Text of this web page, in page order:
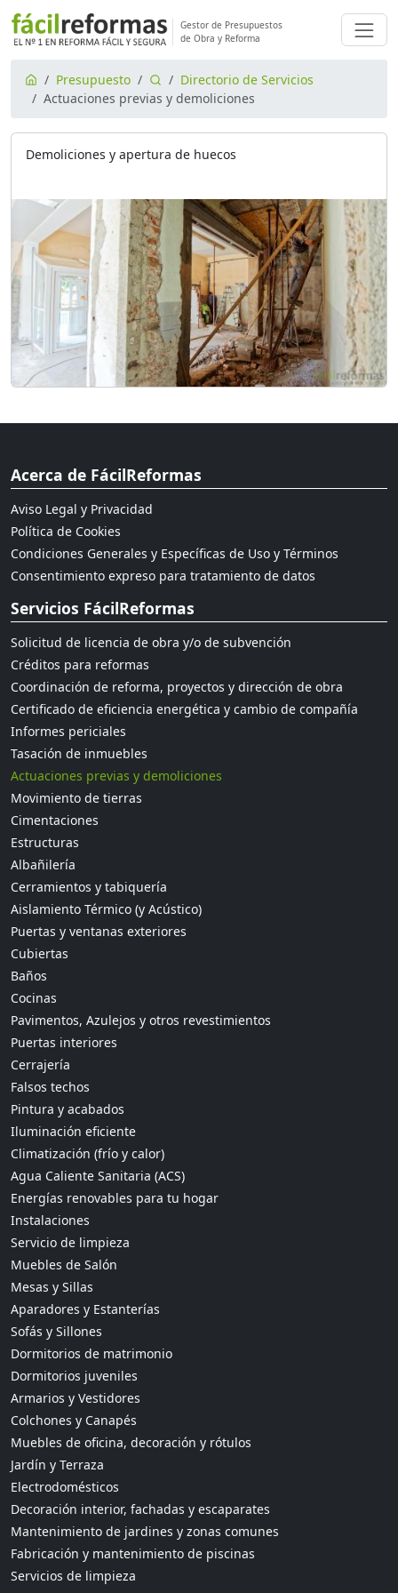
Gestor de Presupuestos
de Obra y Reforma
Presupuesto
Directorio de Servicios
Actuaciones previas y demoliciones
Demoliciones y apertura de huecos
Acerca de FácilReformas
Aviso Legal y Privacidad
Política de Cookies
Condiciones Generales y Específicas de Uso y Términos
Consentimiento expreso para tratamiento de datos
Servicios FácilReformas
Solicitud de licencia de obra y/o de subvención
Créditos para reformas
Coordinación de reforma, proyectos y dirección de obra
Certificado de eficiencia energética y cambio de compañía
Informes periciales
Tasación de inmuebles
Actuaciones previas y demoliciones
Movimiento de tierras
Cimentaciones
Estructuras
Albañilería
Cerramientos y tabiquería
Aislamiento Térmico (y Acústico)
Puertas y ventanas exteriores
Cubiertas
Baños
Cocinas
Pavimentos, Azulejos y otros revestimientos
Puertas interiores
Cerrajería
Falsos techos
Pintura y acabados
Iluminación eficiente
Climatización (frío y calor)
Agua Caliente Sanitaria (ACS)
Energías renovables para tu hogar
Instalaciones
Servicio de limpieza
Muebles de Salón
Mesas y Sillas
Aparadores y Estanterías
Sofás y Sillones
Dormitorios de matrimonio
Dormitorios juveniles
Armarios y Vestidores
Colchones y Canapés
Muebles de oficina, decoración y rótulos
Jardín y Terraza
Electrodomésticos
Decoración interior, fachadas y escaparates
Mantenimiento de jardines y zonas comunes
Fabricación y mantenimiento de piscinas
Servicios de limpieza